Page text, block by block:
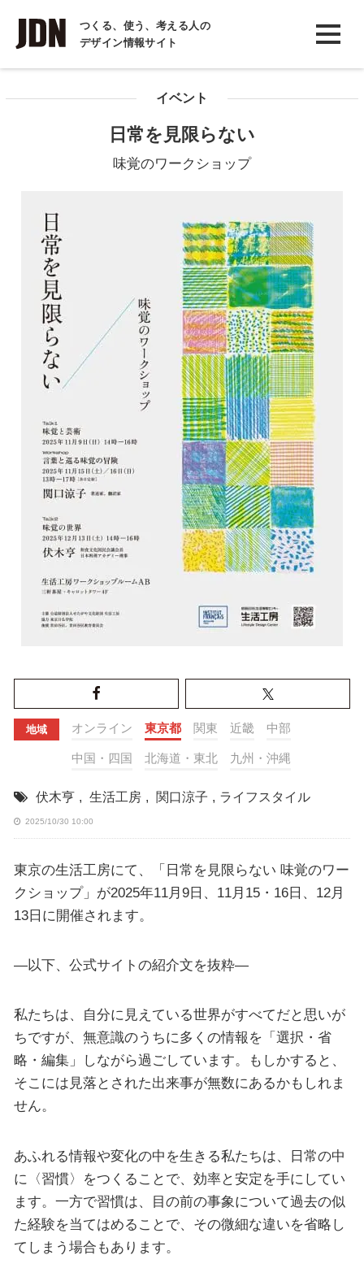
つくる、使う、考える人の
デザイン情報サイト
INTERVIEW
インタビュー
COLUMN
イベント
日常を見限らない
味覚のワークショップ
地域 オンライン 東京都 関東 近畿 中部
中国・四国 北海道・東北 九州・沖縄
伏木亨 , 生活工房 , 関口涼子 , ライフスタイル
2025/10/30 10:00
東京の生活工房にて、「日常を見限らない 味覚のワー
クショップ」が2025年11月9日、11月15・16日、12月
13日に開催されます。
—以下、公式サイトの紹介文を抜粋—
私たちは、自分に見えている世界がすべてだと思いが
ちですが、無意識のうちに多くの情報を「選択・省
略・編集」しながら過ごしています。もしかすると、
そこには見落とされた出来事が無数にあるかもしれま
せん。
あふれる情報や変化の中を生きる私たちは、日常の中
に〈習慣〉をつくることで、効率と安定を手にしてい
ます。一方で習慣は、目の前の事象について過去の似
た経験を当てはめることで、その微細な違いを省略し
てしまう場合もあります。